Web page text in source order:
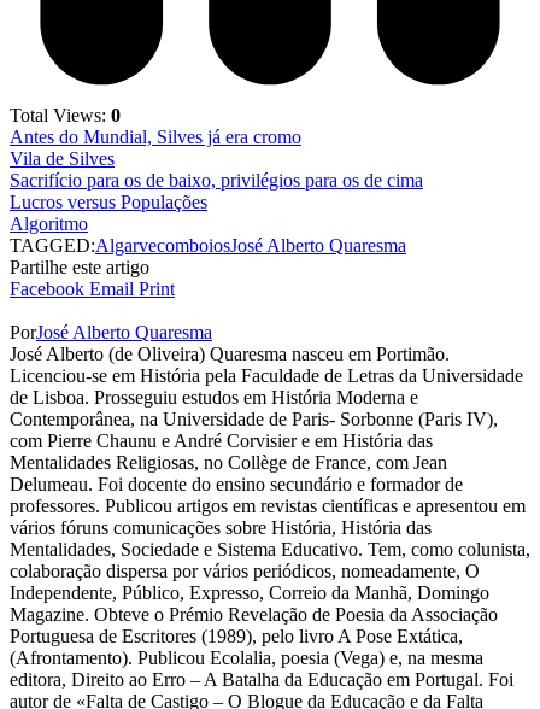
Total Views: 0
Antes do Mundial, Silves já era cromo
Vila de Silves
Sacrifício para os de baixo, privilégios para os de cima
Lucros versus Populações
Algoritmo
TAGGED:AlgarvecomboiosJosé Alberto Quaresma
Partilhe este artigo
Facebook Email Print
PorJosé Alberto Quaresma
José Alberto (de Oliveira) Quaresma nasceu em Portimão.
Licenciou-se em História pela Faculdade de Letras da Universidade
de Lisboa. Prosseguiu estudos em História Moderna e
Contemporânea, na Universidade de Paris- Sorbonne (Paris IV),
com Pierre Chaunu e André Corvisier e em História das
Mentalidades Religiosas, no Collège de France, com Jean
Delumeau. Foi docente do ensino secundário e formador de
professores. Publicou artigos em revistas científicas e apresentou em
vários fóruns comunicações sobre História, História das
Mentalidades, Sociedade e Sistema Educativo. Tem, como colunista,
colaboração dispersa por vários periódicos, nomeadamente, O
Independente, Público, Expresso, Correio da Manhã, Domingo
Magazine. Obteve o Prémio Revelação de Poesia da Associação
Portuguesa de Escritores (1989), pelo livro A Pose Extática,
(Afrontamento). Publicou Ecolalia, poesia (Vega) e, na mesma
editora, Direito ao Erro – A Batalha da Educação em Portugal. Foi
autor de «Falta de Castigo – O Blogue da Educação e da Falta